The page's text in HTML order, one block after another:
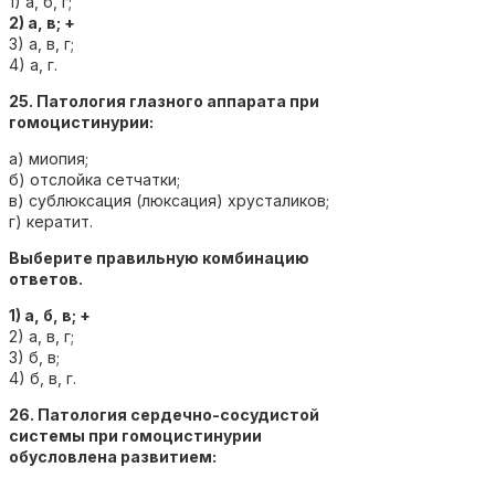
2) а, в; +
3) а, в, г;
4) а, г.
25. Патология глазного аппарата при
гомоцистинурии:
а) миопия;
б) отслойка сетчатки;
в) сублюксация (люксация) хрусталиков;
г) кератит.
Выберите правильную комбинацию
ответов.
1) а, б, в; +
2) а, в, г;
3) б, в;
4) б, в, г.
26. Патология сердечно-сосудистой
системы при гомоцистинурии
обусловлена развитием: